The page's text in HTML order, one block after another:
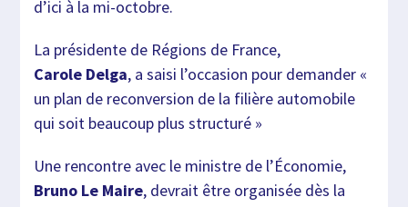
d’ici à la mi-octobre.
La présidente de Régions de France,
Carole Delga, a saisi l’occasion pour demander «
un plan de reconversion de la filière automobile
qui soit beaucoup plus structuré »
Une rencontre avec le ministre de l’Économie,
Bruno Le Maire, devrait être organisée dès la